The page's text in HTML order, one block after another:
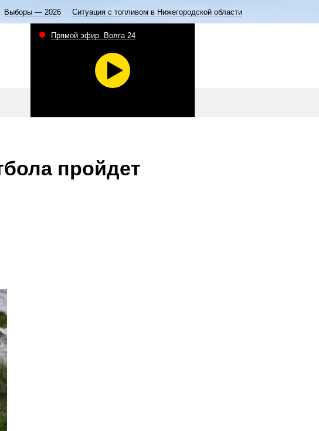
Выборы — 2026 Ситуация с топливом в Нижегородской области
Прямой эфир. Волга 24
пройдет